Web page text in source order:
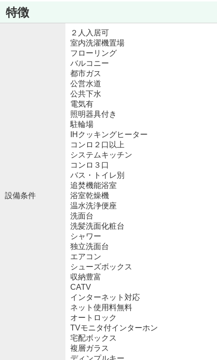
特徴
設備条件
２人入居可
室内洗濯機置場
フローリング
バルコニー
都市ガス
公営水道
公共下水
電気有
照明器具付き
駐輪場
IHクッキングヒーター
コンロ２口以上
システムキッチン
コンロ３口
バス・トイレ別
追焚機能浴室
浴室乾燥機
温水洗浄便座
洗面台
洗髪洗面化粧台
シャワー
独立洗面台
エアコン
シューズボックス
収納豊富
CATV
インターネット対応
ネット使用料無料
オートロック
TVモニタ付インターホン
宅配ボックス
複層ガラス